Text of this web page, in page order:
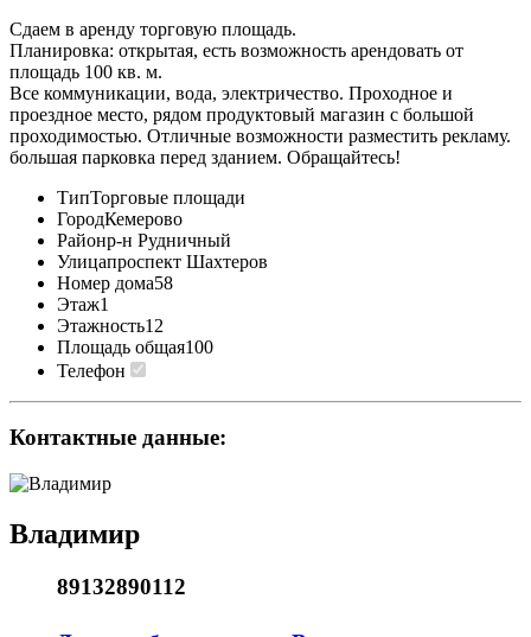
Сдаем в аренду торговую площадь.
Планировка: открытая, есть возможность арендовать от
площадь 100 кв. м.
Все коммуникации, вода, электричество. Проходное и
проездное место, рядом продуктовый магазин с большой
проходимостью. Отличные возможности разместить рекламу.
большая парковка перед зданием. Обращайтесь!
ТипТорговые площади
ГородКемерово
Районр-н Рудничный
Улицапроспект Шахтеров
Номер дома58
Этаж1
Этажность12
Площадь общая100
Телефон
Контактные данные:
Владимир
89132890112